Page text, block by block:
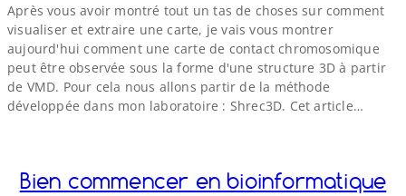
Après vous avoir montré tout un tas de choses sur comment
visualiser et extraire une carte, je vais vous montrer
aujourd'hui comment une carte de contact chromosomique
peut être observée sous la forme d'une structure 3D à partir
de VMD. Pour cela nous allons partir de la méthode
développée dans mon laboratoire : Shrec3D. Cet article…
Bien commencer en bioinformatique